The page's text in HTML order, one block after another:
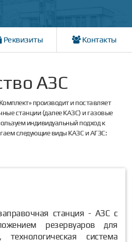
Реквизиты Контакты
АЗС
производит и поставляет
станции (далее КАЗС) и газовые
индивидуальный подход к
следующие виды КАЗС и АГЗС:
станция - АЗС с
резервуаров для
технологическая система